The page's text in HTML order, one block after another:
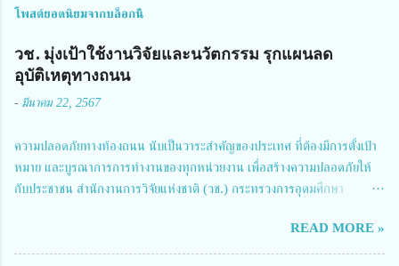
โพสต์ยอดนิยมจากบล็อกนี้
วช. มุ่งเป้าใช้งานวิจัยและนวัตกรรม รุกแผนลด
อุบัติเหตุทางถนน
- มีนาคม 22, 2567
ความปลอดภัยทางท้องถนน นับเป็นวาระสำคัญของประเทศ ที่ต้องมีการตั้งเป้า
หมาย และบูรณาการการทำงานของทุกหน่วยงาน เพื่อสร้างความปลอดภัยให้
กับประชาชน สำนักงานการวิจัยแห่งชาติ (วช.) กระทรวงการอุดมศึกษา
สมาคมวิศวกรรมชีวการแพทย์ไทย จัดการประชุมเผยแพร่ผลการดำเนินงาน
โครงการการวิจัยเชิงปฏิบัติการโดยบูรณาการทุกภาคส่วน เพื่อลดอุบัติเหตุและ
READ MORE »